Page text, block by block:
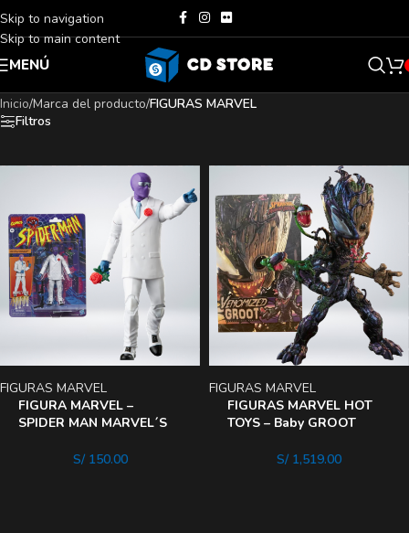
Skip to navigation
Skip to main content
MENÚ
Inicio/Marca del producto/FIGURAS MARVEL
Filtros
FIGURA MARVEL –
SPIDER MAN MARVEL´S
FIGURAS MARVEL
S/150.00
FIGURAS MARVEL HOT
TOYS – Baby GROOT
FIGURAS MARVEL
S/1,519.00